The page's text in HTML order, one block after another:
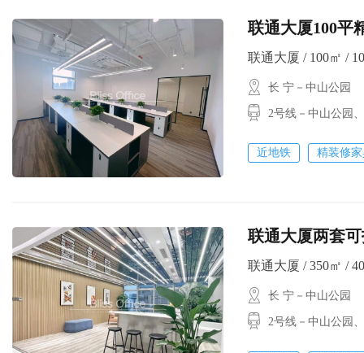
联通大厦100平
联通大厦 / 100㎡ /
长 宁－中山公园
2号线－中山公园
近地铁 精装修
联通大厦两套
联通大厦 / 350㎡ /
长 宁－中山公园
2号线－中山公园